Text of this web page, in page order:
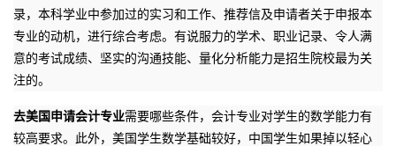
录，本科学业中参加过的实习和工作、推荐信及申请者关于申报本
专业的动机，进行综合考虑。有说服力的学术、职业记录、令人满
意的考试成绩、坚实的沟通技能、量化分析能力是招生院校最为关
注的。
去美国申请会计专业需要哪些条件，会计专业对学生的数学能力有
较高要求。此外，美国学生数学基础较好，中国学生如果掉以轻心